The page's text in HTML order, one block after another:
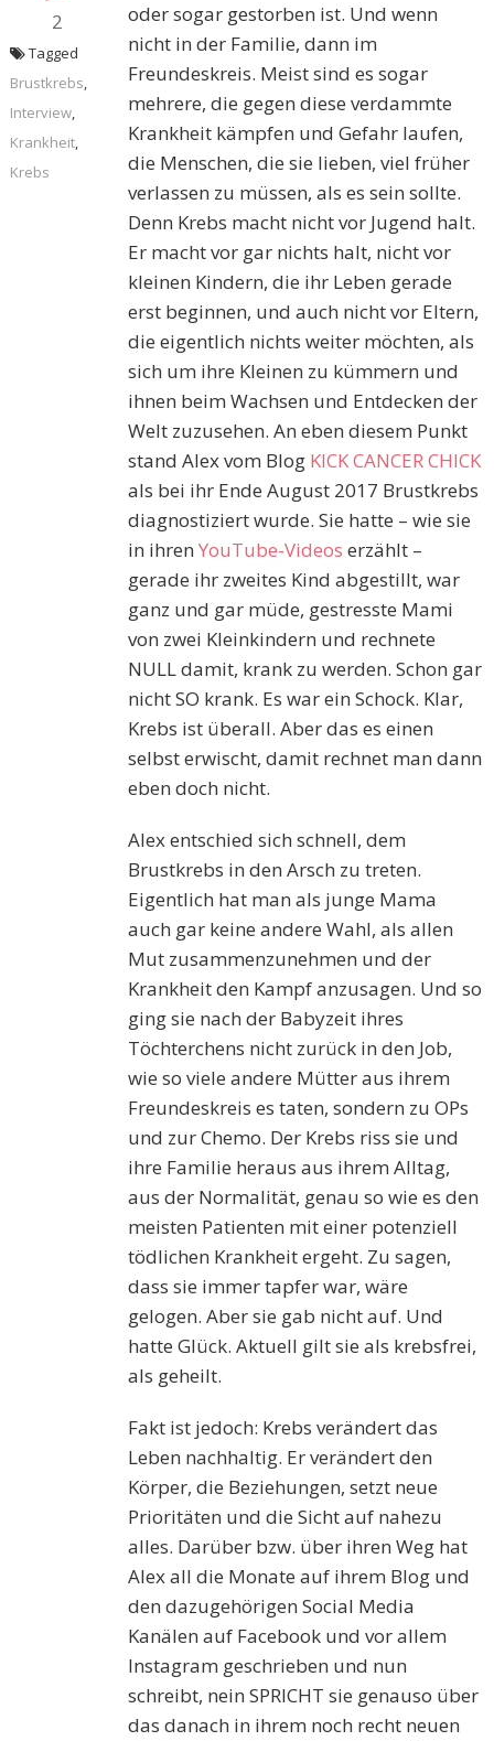
2
oder sogar gestorben ist. Und wenn
nicht in der Familie, dann im
Freundeskreis. Meist sind es sogar
mehrere, die gegen diese verdammte
Krankheit kämpfen und Gefahr laufen,
die Menschen, die sie lieben, viel früher
verlassen zu müssen, als es sein sollte.
Denn Krebs macht nicht vor Jugend halt.
Er macht vor gar nichts halt, nicht vor
kleinen Kindern, die ihr Leben gerade
erst beginnen, und auch nicht vor Eltern,
die eigentlich nichts weiter möchten, als
sich um ihre Kleinen zu kümmern und
ihnen beim Wachsen und Entdecken der
Welt zuzusehen. An eben diesem Punkt
stand Alex vom Blog KICK CANCER CHICK
als bei ihr Ende August 2017 Brustkrebs
diagnostiziert wurde. Sie hatte – wie sie
in ihrenYouTube-Videos erzählt –
gerade ihr zweites Kind abgestillt, war
ganz und gar müde, gestresste Mami
von zwei Kleinkindern und rechnete
NULL damit, krank zu werden. Schon gar
nicht SO krank. Es war ein Schock. Klar,
Krebs ist überall. Aber das es einen
selbst erwischt, damit rechnet man dann
eben doch nicht.
Alex entschied sich schnell, dem
Brustkrebs in den Arsch zu treten.
Eigentlich hat man als junge Mama
auch gar keine andere Wahl, als allen
Mut zusammenzunehmen und der
Krankheit den Kampf anzusagen. Und so
ging sie nach der Babyzeit ihres
Töchterchens nicht zurück in den Job,
wie so viele andere Mütter aus ihrem
Freundeskreis es taten, sondern zu OPs
und zur Chemo. Der Krebs riss sie und
ihre Familie heraus aus ihrem Alltag,
aus der Normalität, genau so wie es den
meisten Patienten mit einer potenziell
tödlichen Krankheit ergeht. Zu sagen,
dass sie immer tapfer war, wäre
gelogen. Aber sie gab nicht auf. Und
hatte Glück. Aktuell gilt sie als krebsfrei,
als geheilt.
Fakt ist jedoch: Krebs verändert das
Leben nachhaltig. Er verändert den
Körper, die Beziehungen, setzt neue
Prioritäten und die Sicht auf nahezu
alles. Darüber bzw. über ihren Weg hat
Alex all die Monate auf ihrem Blog und
den dazugehörigen Social Media
Kanälen auf Facebook und vor allem
Instagram geschrieben und nun
schreibt, nein SPRICHT sie genauso über
das danach in ihrem noch recht neuen
Tagged
Brustkrebs,
Interview,
Krankheit,
Krebs